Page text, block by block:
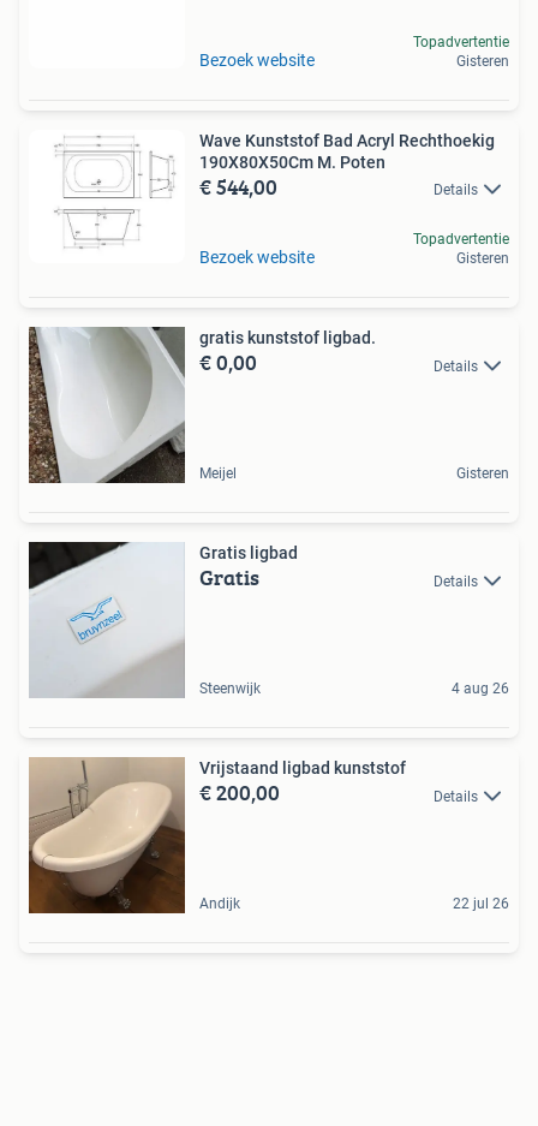
Bezoek website
Topadvertentie
Gisteren
Wave Kunststof Bad Acryl Rechthoekig
190X80X50Cm M. Poten
€ 544,00 Details
Bezoek website
Topadvertentie
Gisteren
gratis kunststof ligbad.
€ 0,00 Details
Meijel Gisteren
Gratis ligbad
Gratis Details
Steenwijk 4 aug 26
Vrijstaand ligbad kunststof
€ 200,00 Details
Andijk 22 jul 26